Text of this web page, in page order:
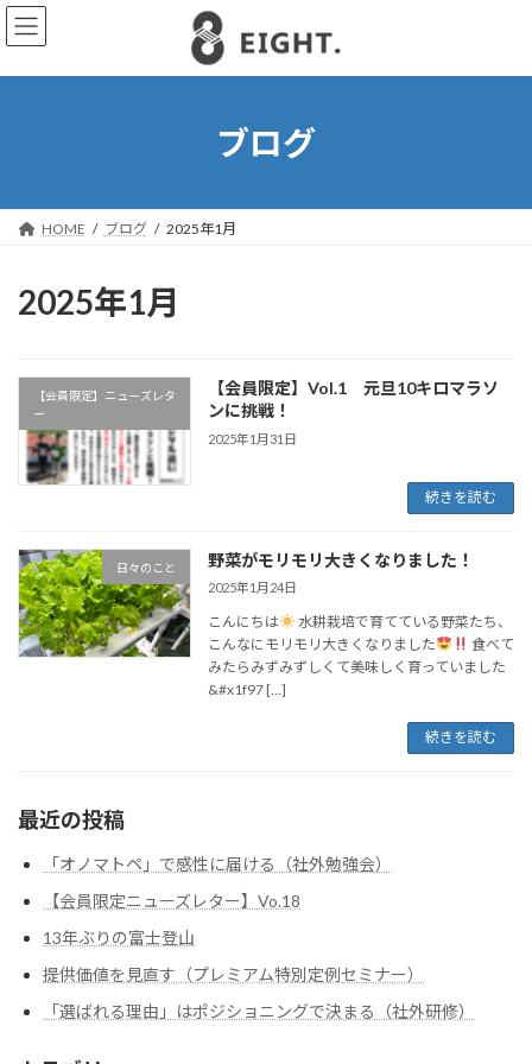
コ
ン
ン
ナ
ビ
ー
ブログ
HOME ブログ 2025年1月
2025年1月
【会員限定】ニューズレタ
ー
【会員限定】Vol.1 元旦10キロマラソ
ンに挑戦！
2025年1月31日
続きを読む
日々のこと 野菜がモリモリ大きくなりました！
2025年1月24日
こんにちは
水耕栽培で育てている野菜たち、
こんなにモリモリ大きくなりました
食べて
みたらみずみずしくて美味しく育っていました
&#x1f97 […]
続きを読む
最近の投稿
「オノマトペ」で感性に届ける（社外勉強会）
【会員限定ニューズレター】Vo.18
13年ぶりの富士登山
提供価値を見直す（プレミアム特別定例セミナー）
「選ばれる理由」はポジショニングで決まる（社外研修）